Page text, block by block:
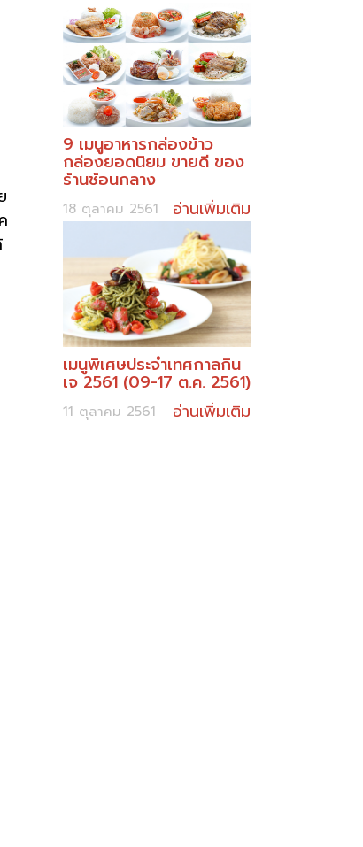
9 เมนูอาหารกล่องข้าว
กล่องยอดนิยม ขายดี ของ
ร้านช้อนกลาง
18 ตุลาคม 2561 อ่านเพิ่มเติม
เมนูพิเศษประจำเทศกาลกิน
เจ 2561 (09-17 ต.ค. 2561)
11 ตุลาคม 2561 อ่านเพิ่มเติม